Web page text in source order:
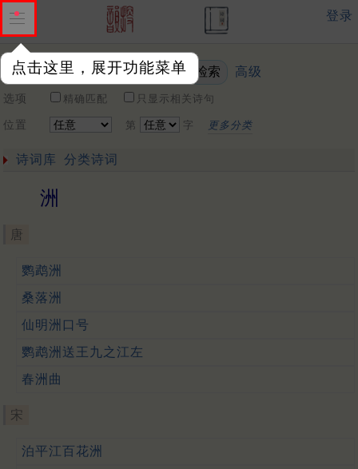
点击这里，展开功能菜单
登录
关键词 高级
选项 精确匹配 只显示相关诗句
位置 第 字 更多分类
诗词库 分类诗词
洲
唐
鹦鹉洲
桑落洲
仙明洲口号
鹦鹉洲送王九之江左
春洲曲
宋
泊平江百花洲